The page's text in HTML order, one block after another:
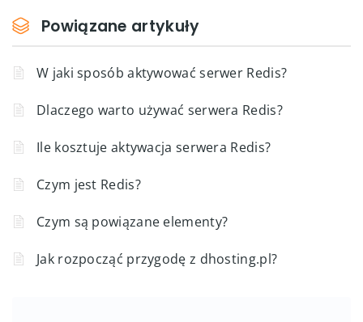
Powiązane artykuły
W jaki sposób aktywować serwer Redis?
Dlaczego warto używać serwera Redis?
Ile kosztuje aktywacja serwera Redis?
Czym jest Redis?
Czym są powiązane elementy?
Jak rozpocząć przygodę z dhosting.pl?